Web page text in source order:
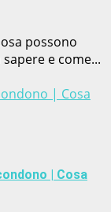
possono
e come...
| Cosa
| Cosa